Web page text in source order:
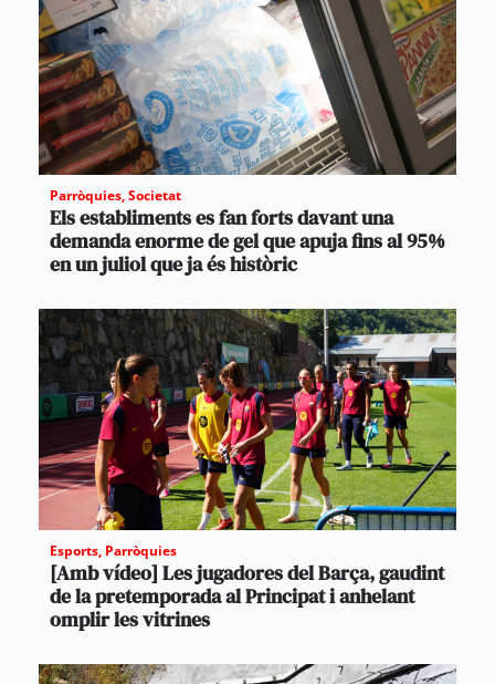
Parròquies,Societat
Els establiments es fan forts davant una
demanda enorme de gel que apuja fins al 95%
en un juliol que ja és històric
Esports, Parròquies
[Amb vídeo] Les jugadores del Barça, gaudint
de la pretemporada al Principat i anhelant
omplir les vitrines